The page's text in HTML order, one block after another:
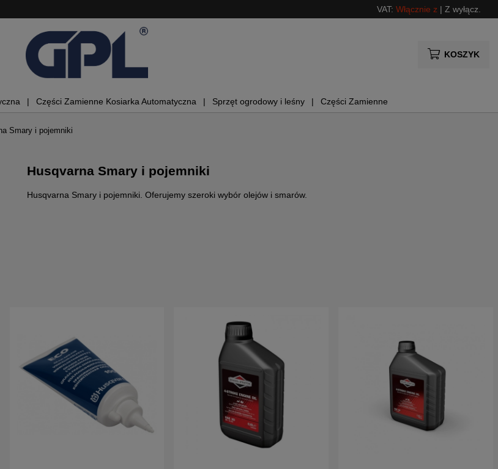
VAT: Włącznie z | Z wyłącz.
KOSZYK
Części Zamienne Kosiarka Automatyczna Sprzęt ogrodowy i leśny Części Zamienne
Smary i pojemniki
Husqvarna Smary i pojemniki
Husqvarna Smary i pojemniki. Oferujemy szeroki wybór olejów i smarów.